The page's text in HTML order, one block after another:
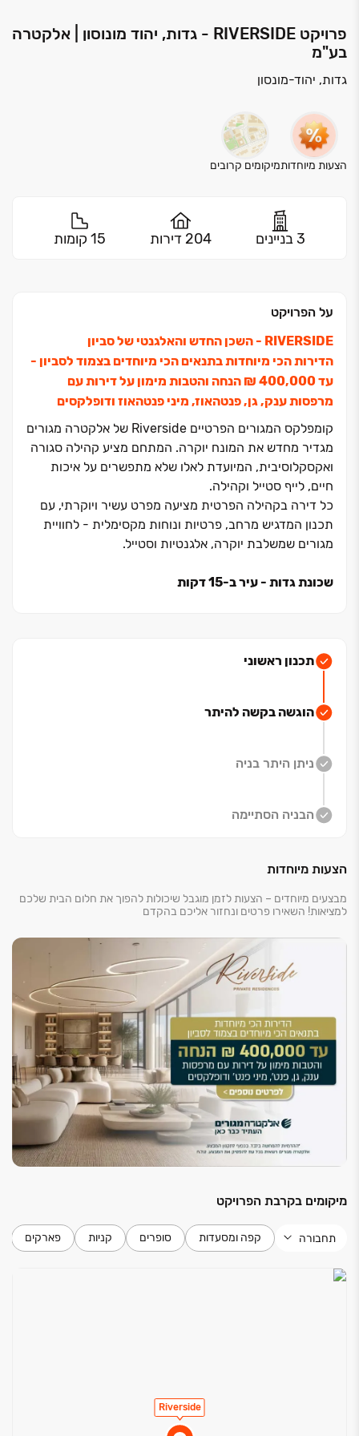
פרויקט RIVERSIDE - גדות, יהוד מונוסון | אלקטרה
בע"מ
גדות, יהוד-מונסון
הצעות מיוחדותמיקומים קרובים
3 בניינים 204 דירות 15 קומות
על הפרויקט
RIVERSIDE - השכן החדש והאלגנטי של סביון
הדירות הכי מיוחדות בתנאים הכי מיוחדים בצמוד לסביון -
עד ‏400,000 ‏₪ הנחה והטבות מימון על דירות עם
מרפסות ענק, גן, פנטהאוז, מיני פנטהאוז ודופלקסים
קומפלקס המגורים הפרטיים Riverside של אלקטרה מגורים
מגדיר מחדש את המונח יוקרה. המתחם מציע קהילה סגורה
ואקסקלוסיבית, המיועדת לאלו שלא מתפשרים על איכות
חיים, לייף סטייל וקהילה.
כל דירה בקהילה הפרטית מציעה מפרט עשיר ויוקרתי, עם
תכנון המדגיש מרחב, פרטיות ונוחות מקסימלית - לחוויית
מגורים שמשלבת יוקרה, אלגנטיות וסטייל.
שכונת גדות - עיר ב‏-15 דקות
בבסיס התכנון החכם של השכונה. התכנון המוקפד משלב
מרפאות ושירותי בריאות מקיפים, קניון בוטיק יוקרתי עם
מותגים מובילים, בתי קפה, מסעדות שף וחנויות קונספט
תיהנו מחיבור מהיר ונוח לתל אביב דרך הקו הסגול החדש
מעניקות מרחבי מגורים נדיבים למשפחות גדולות, דירות הגן
מציעות חצר פרטית עם תחושת בית פרטי, והפנטהאוזים
מייצגים יוקרה מוחלטת עם מרפסות פנורמיות.
הסטנדרט הבינלאומי של פרויקט Riverside כולל עיצוב
ותכנון אדריכלי מוקפד ומגוון חללים ציבוריים אקסקלוסיביים.
המתחם מעניק לדיירים שמירה במתכונת ‏24/‏7, בריכת
שחייה פרטית, חדר כושר מלא המשתרע על פני ‏150 מ״ר,
לאונג׳ דיירים, מועדון ילדים וחללי עבודה שיתופיים.
כל דירה מגיעה עם מפרט גימור יוקרתי ברמה הגבוהה
ביותר, הכולל חומרים איכותיים ועיצוב מתוחכם המשקף
סטנדרטים בינלאומיים.
תכנון ראשוני
הוגשה בקשה להיתר
ניתן היתר בניה
הבניה הסתיימה
הצעות מיוחדות
מבצעים מיוחדים – הצעות לזמן מוגבל שיכולות להפוך את חלום הבית שלכם
למציאות! השאירו פרטים ונחזור אליכם בהקדם
מיקומים בקרבת הפרויקט
תחבורה קפה ומסעדות סופרים קניות פארקים
Riverside